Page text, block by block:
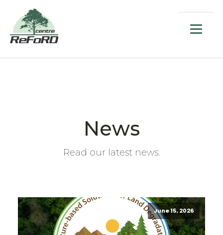
News
Read our latest news.
June 15, 2026